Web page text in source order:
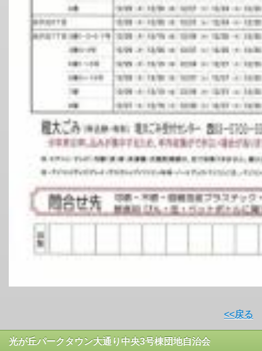
<<戻る
光が丘パークタウン大通り中央3号棟団地自治会